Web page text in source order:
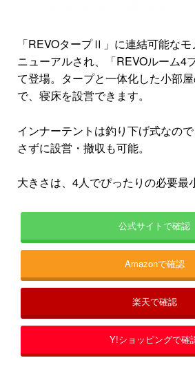
「REVOタープⅡ」に連結可能な
ニューアルされ、「REVOルーム4
て登場。タープと一体化した小部
で、寝床を設営できます。
インナーテントは釣り下げ式なの
さずに設営・撤収も可能。
大きさは、4人でぴったりの必要最
公式サイトで確認
Amazonで確認
楽天で確認
Y!ショッピングで確